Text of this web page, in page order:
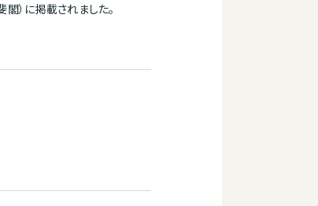
）に掲載されました。